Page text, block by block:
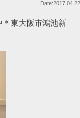
Date:2017.04.22
＊東大阪市鴻池新